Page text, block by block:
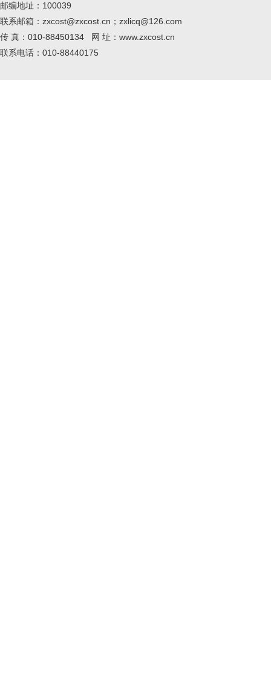
邮编地址：100039
联系邮箱：zxcost@zxcost.cn；zxlicq@126.com
传 真：010-88450134 网 址：www.zxcost.cn
联系电话：010-88440175